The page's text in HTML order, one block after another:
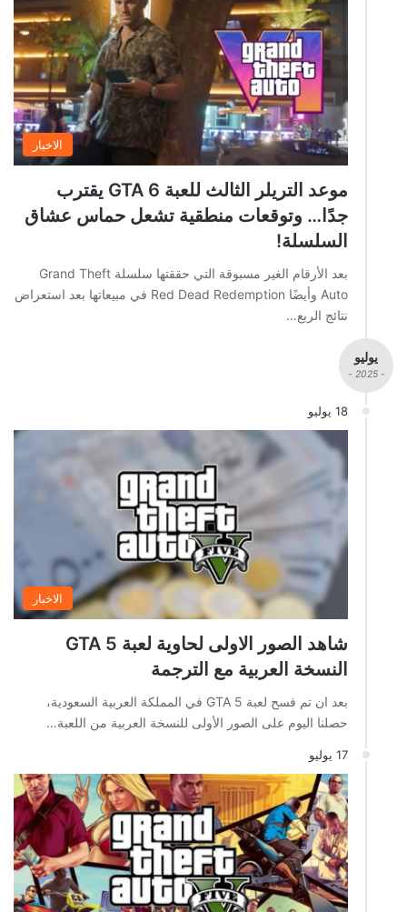
الاخبار
موعد التريلر الثالث للعبة GTA 6 يقترب
جدًا… وتوقعات منطقية تشعل حماس عشاق
السلسلة!
بعد الأرقام الغير مسبوقة التي حققتها سلسلة Grand Theft
Auto وأيضًا Red Dead Redemption في مبيعاتها بعد استعراض
نتائج الربع…
يوليو
- 2025 -
18 يوليو
الاخبار
شاهد الصور الاولى لحاوية لعبة GTA 5
النسخة العربية مع الترجمة
بعد ان تم فسح لعبة GTA 5 في المملكة العربية السعودية،
حصلنا اليوم على الصور الأولى للنسخة العربية من اللعبة…
17 يوليو